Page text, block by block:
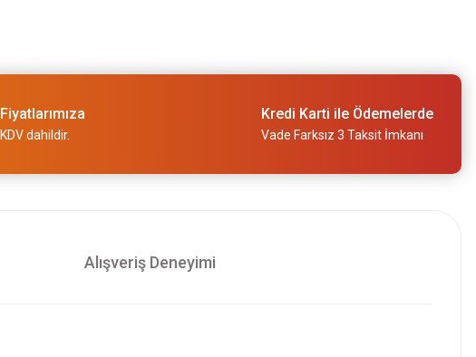
Fiyatlarımıza
KDV dahildir.
Kredi Karti ile Ödemelerde
Vade Farksız 3 Taksit İmkanı
Alışveriş Deneyimi